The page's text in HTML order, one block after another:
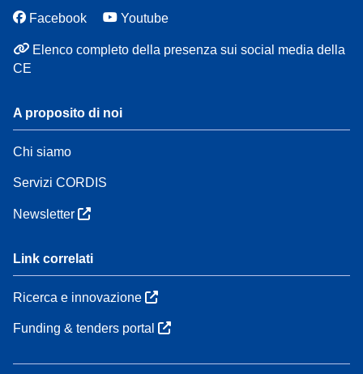
Facebook Youtube
Elenco completo della presenza sui social media della
CE
A proposito di noi
Chi siamo
Servizi CORDIS
Newsletter
Link correlati
Ricerca e innovazione
Funding & tenders portal